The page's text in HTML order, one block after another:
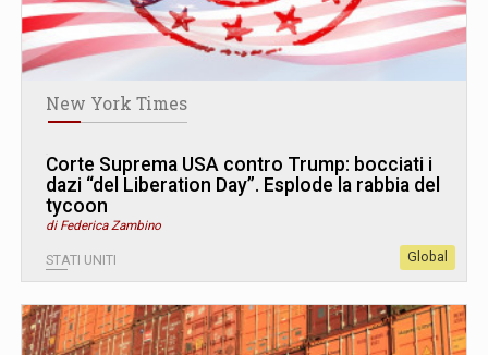
New York Times
Corte Suprema USA contro Trump: bocciati i
dazi “del Liberation Day”. Esplode la rabbia del
tycoon
di Federica Zambino
STATI UNITI Global